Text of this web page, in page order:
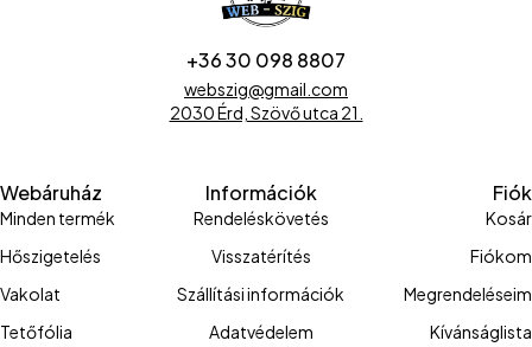
+36 30 098 8807
webszig@gmail.com
2030 Érd, Szövő utca 21.
Webáruház
Minden termék
Hőszigetelés
Vakolat
Tetőfólia
Információk
Rendeléskövetés
Visszatérítés
Szállítási információk
Adatvédelem
Fiók
Kosár
Fiókom
Megrendeléseim
Kívánságlista